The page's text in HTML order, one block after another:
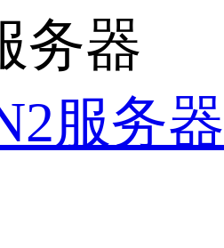
务器
服务器